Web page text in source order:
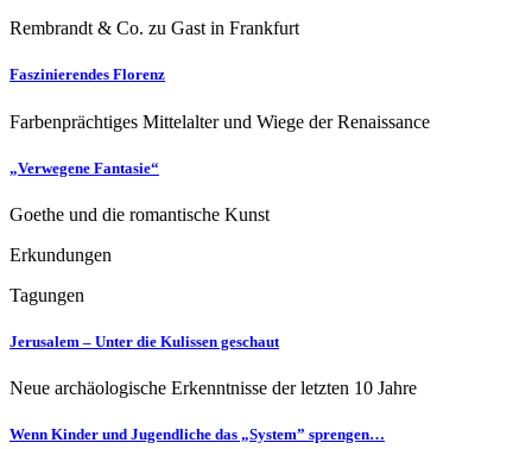
Rembrandt & Co. zu Gast in Frankfurt
Faszinierendes Florenz
Farbenprächtiges Mittelalter und Wiege der Renaissance
„Verwegene Fantasie“
Goethe und die romantische Kunst
Erkundungen
Tagungen
Jerusalem – Unter die Kulissen geschaut
Neue archäologische Erkenntnisse der letzten 10 Jahre
Wenn Kinder und Jugendliche das „System” sprengen…